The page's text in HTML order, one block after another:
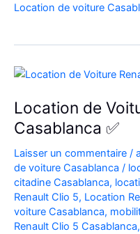
Corsa
Aéroport
|
Location
Voiture
Casablanca
Location de voiture
Location de
Casablanca ✅
Laisser un commentaire /
de voiture Casablanca /
citadine Casablanca,
Renault Clio 5, Location
voiture Casablanca,
Renault Clio 5 Casablanca,